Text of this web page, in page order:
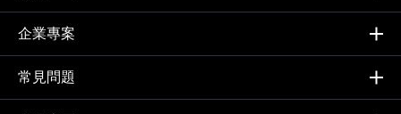
企業專案
常見問題